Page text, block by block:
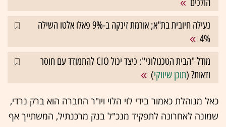
הולכים
נעילה חיובית בת"א; אורמת זינקה ב-9% פאלו אלטו השילה
4%
מודל "הבית הטכנולוגי": כיצד יכול CIO להתמודד עם חוסר
ודאות? (תוכן שיווקי)
כאל מנוהלת כאמור בידי לוי הלוי ויו"ר החברה הוא ברק נרדי,
שמונה לאחרונה לתפקיד מנכ"ל בנק מרכנתיל, המשתייך אף